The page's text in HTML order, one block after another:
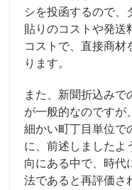
シを投函するので、
貼りのコストや発送
コストで、直接商材
ります。
また、新聞折込みで
が一般的なのですが
細かい町丁目単位で
に、前述しましたよ
向にある中で、時代
法であると再評価さ